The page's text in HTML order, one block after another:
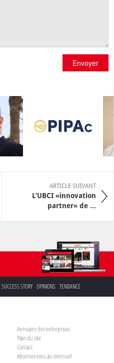
Envoyer
ARTICLE SUIVANT
L’UBCI «innovation
partner» de ...
SUCCESS STORY OPINIONS TENDANCE
Annuaire des entreprises
Plan du site
Contact
Abonnez-vous au mensuel